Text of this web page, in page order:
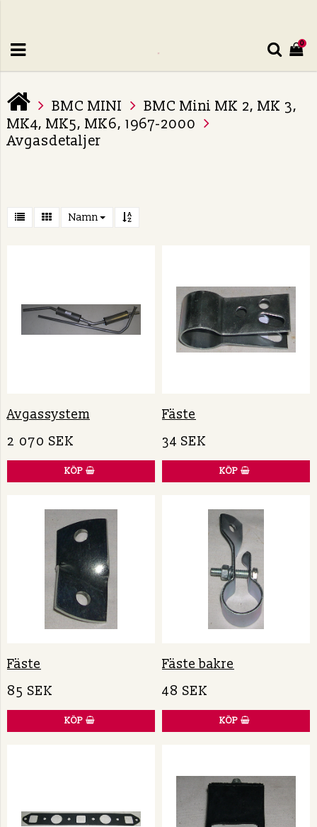
0
BMC MINI
BMC Mini MK 2, MK 3,
MK4, MK5, MK6, 1967-2000
Avgasdetaljer
Namn
Avgassystem
2 070 SEK
KÖP
Fäste
34 SEK
KÖP
Fäste
85 SEK
KÖP
Fäste bakre
48 SEK
KÖP